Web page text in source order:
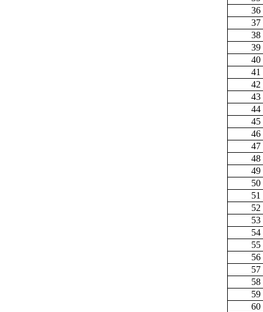
36
37
38
39
40
41
42
43
44
45
46
47
48
49
50
51
52
53
54
55
56
57
58
59
60